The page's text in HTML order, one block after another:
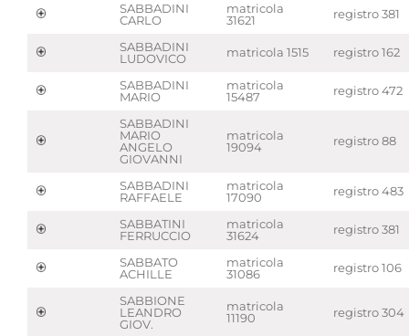
SABBADINI
CARLO
matricola
31621
registro 381
SABBADINI
LUDOVICO
matricola 1515 registro 162
SABBADINI
MARIO
matricola
15487
registro 472
SABBADINI
MARIO
ANGELO
GIOVANNI
matricola
19094
registro 88
SABBADINI
RAFFAELE
matricola
17090
registro 483
SABBATINI
FERRUCCIO
matricola
31624
registro 381
SABBATO
ACHILLE
matricola
31086
registro 106
SABBIONE
LEANDRO
GIOV.
matricola
11190
registro 304